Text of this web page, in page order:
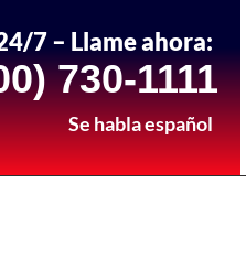
7 – Llame ahora:
730-1111
Se habla español